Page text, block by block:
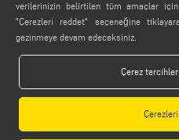
GENEL DAĞITIM KOŞULLARI
ÇEREZ AYARLARI
verilerinizin belirtilen tüm amaçlar için
"Çerezleri reddet" seçeneğine
gezinmeye devam edeceksiniz.
Çerez